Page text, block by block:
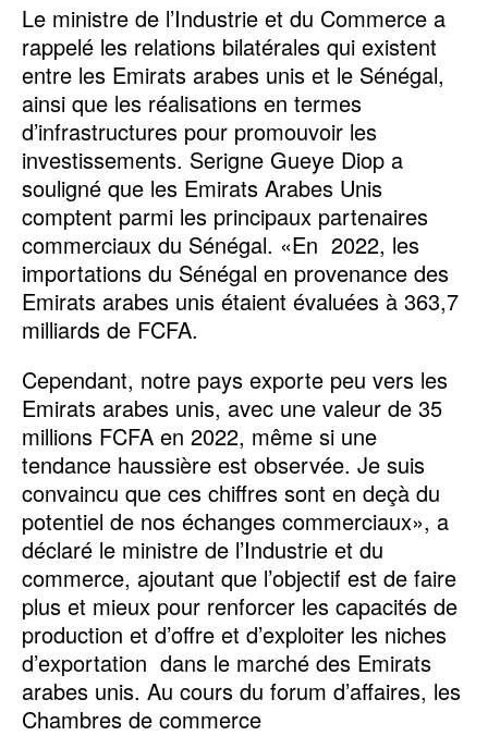
Le ministre de l’Industrie et du Commerce a
rappelé les relations bilatérales qui existent
entre les Emirats arabes unis et le Sénégal,
ainsi que les réalisations en termes
d’infrastructures pour promouvoir les
investissements. Serigne Gueye Diop a
souligné que les Emirats Arabes Unis
comptent parmi les principaux partenaires
commerciaux du Sénégal. «En 2022, les
importations du Sénégal en provenance des
Emirats arabes unis étaient évaluées à 363,7
milliards de FCFA.
Cependant, notre pays exporte peu vers les
Emirats arabes unis, avec une valeur de 35
millions FCFA en 2022, même si une
tendance haussière est observée. Je suis
convaincu que ces chiffres sont en deçà du
potentiel de nos échanges commerciaux», a
déclaré le ministre de l’Industrie et du
commerce, ajoutant que l’objectif est de faire
plus et mieux pour renforcer les capacités de
production et d’offre et d’exploiter les niches
d’exportation dans le marché des Emirats
arabes unis. Au cours du forum d’affaires, les
Chambres de commerce